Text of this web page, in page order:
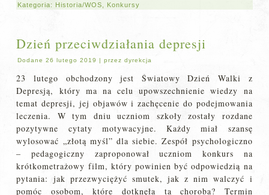
Kategoria: Historia/WOS Konkursy
Dzień przeciwdziałania depresji
Dodane 26 lutego 2019 |przez dyrekcja
23 lutego obchodzony jest Światowy Dzień Walki z
Depresją, który ma na celu upowszechnienie wiedzy na
temat depresji, jej objawów i zachęcenie do podejmowania
leczenia. W tym dniu uczniom szkoły zostały rozdane
pozytywne cytaty motywacyjne. Każdy miał szansę
wylosować „złotą myśl” dla siebie. Zespół psychologiczno
– pedagogiczny zaproponował uczniom konkurs na
krótkometrażowy film, który powinien być odpowiedzią na
pytania: jak przezwyciężyć smutek, jak z nim walczyć i
pomóc osobom, które dotknęła ta choroba? Termin